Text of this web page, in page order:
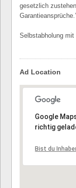
gesetzlich
Selbstabholung mit
Ad Location
Google
richtig
Bist du
Tut uns leid,